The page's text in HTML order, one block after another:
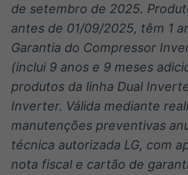
de setembro de 2025.
antes de 01/09/2025, têm 1
Garantia do Compressor
(inclui 9 anos e 9 meses
produtos da linha Dual
Inverter. Válida mediante
manutenções preventivas
técnica autorizada LG, com
nota fiscal e cartão de